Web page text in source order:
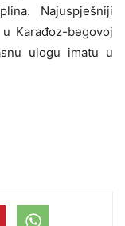
Najuspješniji
Karađoz-begovoj
ulogu imatu u